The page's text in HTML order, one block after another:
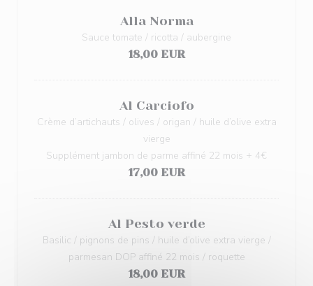
Alla Norma
Sauce tomate / ricotta / aubergine
18,00 EUR
Al Carciofo
Crème d’artichauts / olives / origan / huile d’olive extra
vierge
Supplément jambon de parme affiné 22 mois + 4€
17,00 EUR
Al Pesto verde
Basilic / pignons de pins / huile d’olive extra vierge /
parmesan DOP affiné 22 mois / roquette
18,00 EUR